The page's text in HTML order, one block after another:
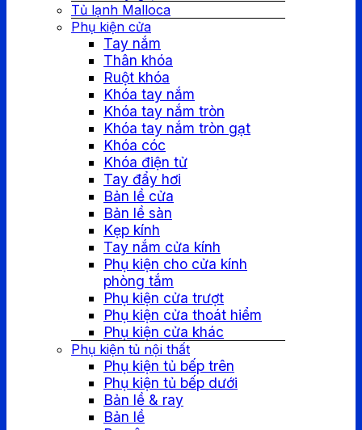
Tủ lạnh Malloca
Phụ kiện cửa
Tay nắm
Thân khóa
Ruột khóa
Khóa tay nắm
Khóa tay nắm tròn
Khóa tay nắm tròn gạt
Khóa cóc
Khóa điện tử
Tay đẩy hơi
Bản lề cửa
Bản lề sàn
Kẹp kính
Tay nắm cửa kính
Phụ kiện cho cửa kính
phòng tắm
Phụ kiện cửa trượt
Phụ kiện cửa thoát hiểm
Phụ kiện cửa khác
Phụ kiện tủ nội thất
Phụ kiện tủ bếp trên
Phụ kiện tủ bếp dưới
Bản lề & ray
Bản lề